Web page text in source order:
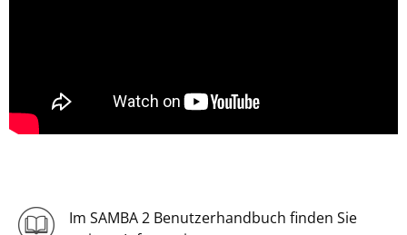
Im SAMBA 2 Benutzerhandbuch finden Sie